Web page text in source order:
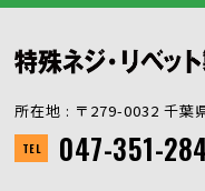
所在地 : 〒279-0032 千葉
TEL 047-351-